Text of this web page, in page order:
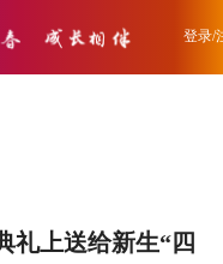
登录/
礼上送给新生“四